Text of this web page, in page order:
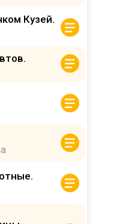
Кузей.